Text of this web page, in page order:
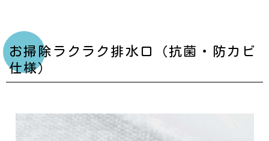
お掃除ラクラク排水口（抗菌・防カビ
仕様）